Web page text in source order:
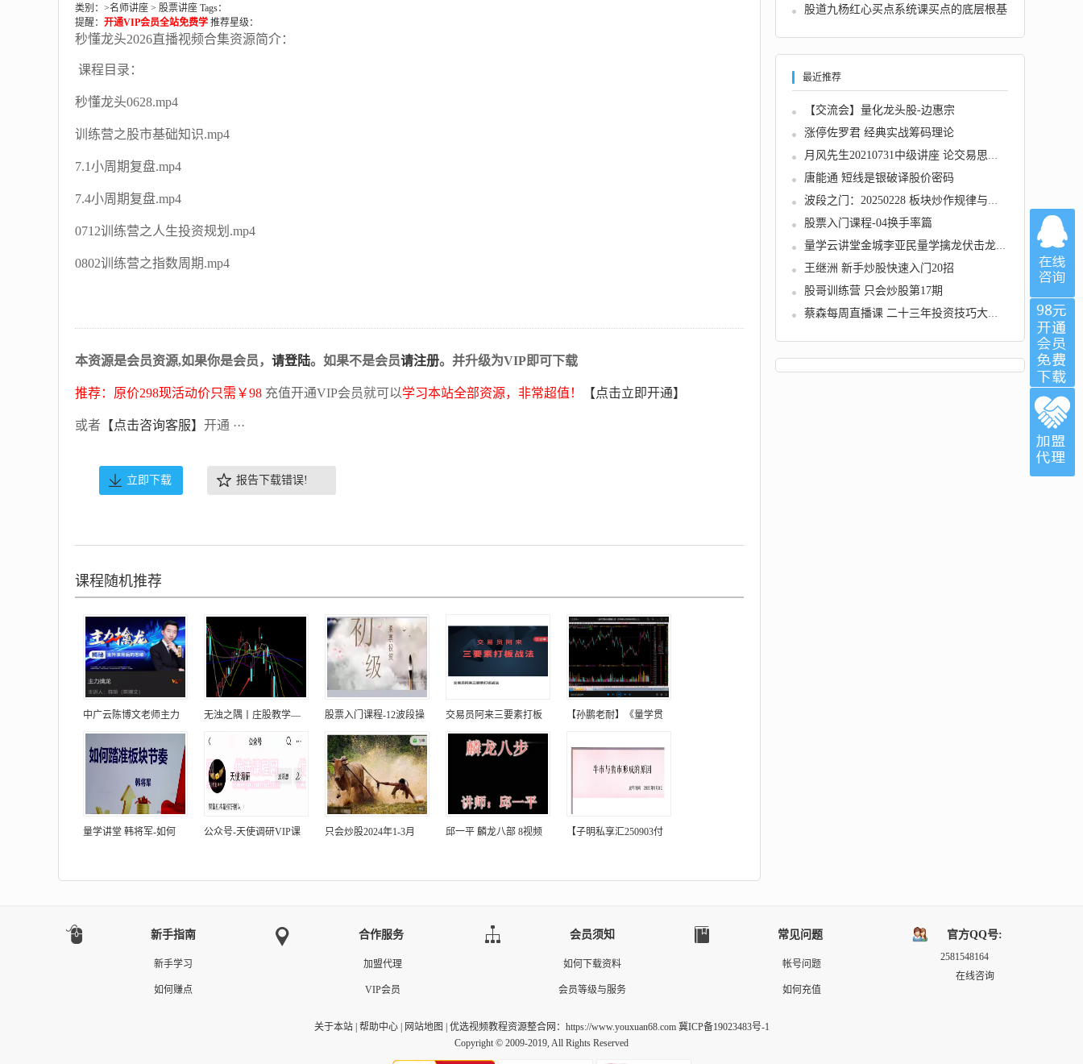
类别：>名师讲座 > 股票讲座 Tags：
提醒： 开通VIP会员全站免费学 推荐星级：
秒懂龙头2026直播视频合集资源简介：
课程目录：
秒懂龙头0628.mp4
训练营之股市基础知识.mp4
7.1小周期复盘.mp4
7.4小周期复盘.mp4
0712训练营之人生投资规划.mp4
0802训练营之指数周期.mp4
本资源是会员资源,如果你是会员， 请登陆。如果不是会员请注册。并升级为VIP即可下载
推荐：原价298现活动价只需￥98 充值开通VIP会员就可以学习本站全部资源，非常超值！ 【点击立即开通】
或者 【点击咨询客服】 开通 ···
立即下载 报告下载错误!
课程随机推荐
中广云陈博文老师主力 无浊之隅丨庄股教学— 股票入门课程-12波段操 交易员阿来三要素打板 【孙鹏老耐】《量学贯
量学讲堂 韩将军-如何 公众号-天使调研VIP课 只会炒股2024年1-3月 邱一平 麟龙八部 8视频 【子明私享汇250903付
股道九杨红心买点系统课买点的底层根基
最近推荐
【交流会】量化龙头股-边惠宗
涨停佐罗君 经典实战筹码理论
月风先生20210731中级讲座 论交易思想 2视频
唐能通 短线是银破译股价密码
波段之门：20250228 板块炒作规律与交易策略 ...
股票入门课程-04换手率篇
量学云讲堂金城李亚民量学擒龙伏击龙头第61期...
王继洲 新手炒股快速入门20招
股哥训练营 只会炒股第17期
蔡森每周直播课 二十三年投资技巧大公开 炒股...
新手指南
新手学习
如何赚点
合作服务
加盟代理
VIP会员
会员须知
如何下载资料
会员等级与服务
常见问题
帐号问题
如何充值
官方QQ号:
2581548164
在线咨询
关于本站| 帮助中心| 网站地图 优选视频教程资源整合网 ：https://www.youxuan68.com 冀ICP备19023483号-1
Copyright © 2009-2019, All Rights Reserved